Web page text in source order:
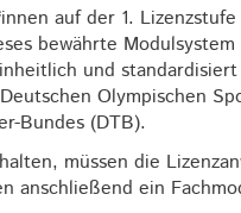
auf der 1.
bewährte
und
Olympischen
Bundes (DTB).
müssen die
anschließend ein